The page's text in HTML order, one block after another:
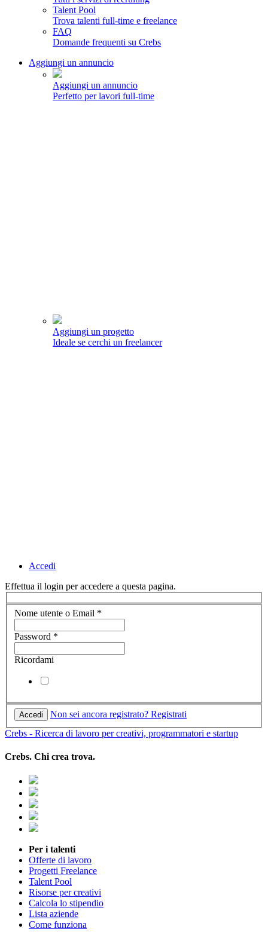
Talent Pool
Trova talenti full-time e freelance
FAQ
Domande frequenti su Crebs
Aggiungi un annuncio
Aggiungi un annuncio
Perfetto per lavori full-time
Aggiungi un progetto
Ideale se cerchi un freelancer
Accedi
Effettua il login per accedere a questa pagina.
Nome utente o Email *
Password *
Ricordami
Non sei ancora registrato? Registrati
Crebs - Ricerca di lavoro per creativi, programmatori e startup
Crebs. Chi crea trova.
Per i talenti
Offerte di lavoro
Progetti Freelance
Talent Pool
Risorse per creativi
Calcola lo stipendio
Lista aziende
Come funziona